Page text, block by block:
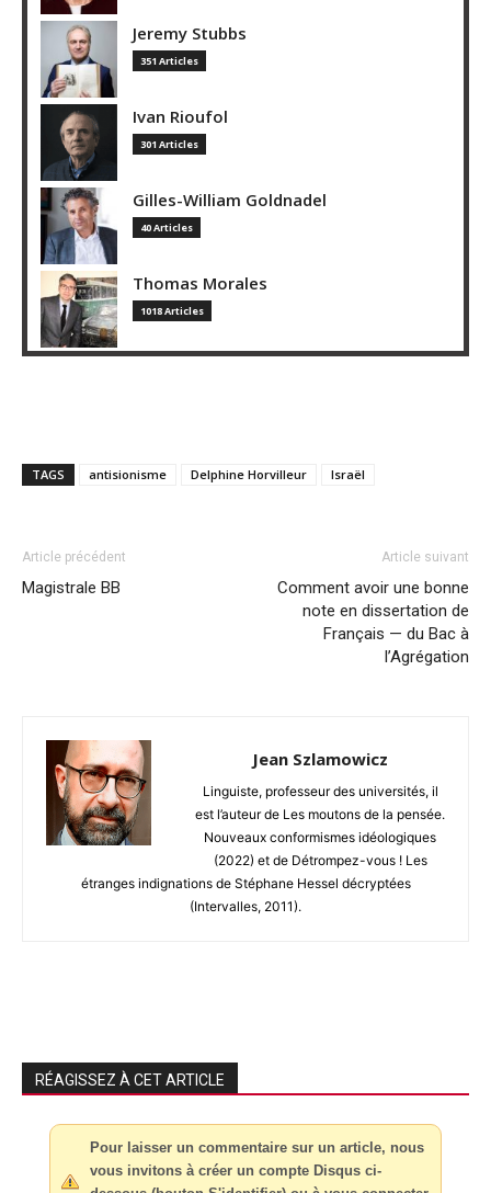
Jeremy Stubbs
351 Articles
Ivan Rioufol
301 Articles
Gilles-William Goldnadel
40 Articles
Thomas Morales
1018 Articles
TAGS antisionisme Delphine Horvilleur Israël
Article précédent
Magistrale BB
Article suivant
Comment avoir une bonne
note en dissertation de
Français — du Bac à
l’Agrégation
Jean Szlamowicz
Linguiste, professeur des universités, il
est l’auteur de Les moutons de la pensée.
Nouveaux conformismes idéologiques
(2022) et de Détrompez-vous ! Les
étranges indignations de Stéphane Hessel décryptées
(Intervalles, 2011).
RÉAGISSEZ À CET ARTICLE
Pour laisser un commentaire sur un article, nous
vous invitons à créer un compte Disqus ci-